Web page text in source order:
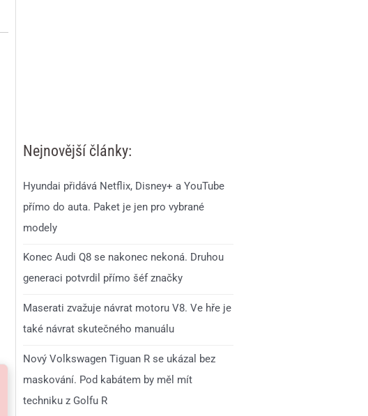
Nejnovější články:
Hyundai přidává Netflix, Disney+ a YouTube
přímo do auta. Paket je jen pro vybrané
modely
Konec Audi Q8 se nakonec nekoná. Druhou
generaci potvrdil přímo šéf značky
Maserati zvažuje návrat motoru V8. Ve hře je
také návrat skutečného manuálu
Nový Volkswagen Tiguan R se ukázal bez
maskování. Pod kabátem by měl mít
techniku z Golfu R